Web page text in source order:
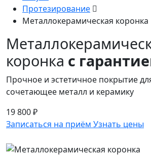
Протезирование
Металлокерамическая коронка
коронка с
Прочное и эстетичное покрытие
сочетающее металл и керамику
19 800 ₽
Записаться на приём Узнать цены